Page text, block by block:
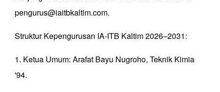
pengurus@iaitbkaltim.com.
Struktur Kepengurusan IA-ITB Kaltim 2026–2031:
1. Ketua Umum: Arafat Bayu Nugroho, Teknik Kimia
'94.